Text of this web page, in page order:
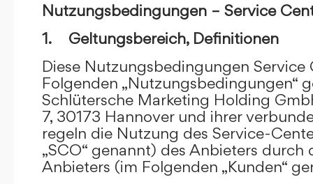
Nutzungsbedingungen – Service
1. Geltungsbereich, Definitionen
Diese Nutzungsbedingungen Service
Folgenden „Nutzungsbedingungen“
Schlütersche Marketing Holding
7, 30173 Hannover und ihrer
regeln die Nutzung des Service-
„SCO“ genannt) des Anbieters durch
Anbieters (im Folgenden „Kunden“